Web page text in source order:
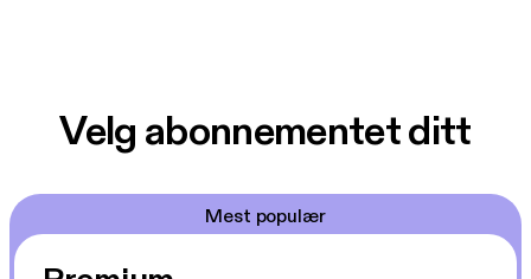
Velg abonnementet ditt
Mest populær